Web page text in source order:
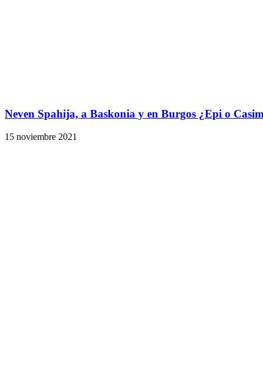
Neven Spahija, a Baskonia y en Burgos ¿Epi o
15 noviembre 2021